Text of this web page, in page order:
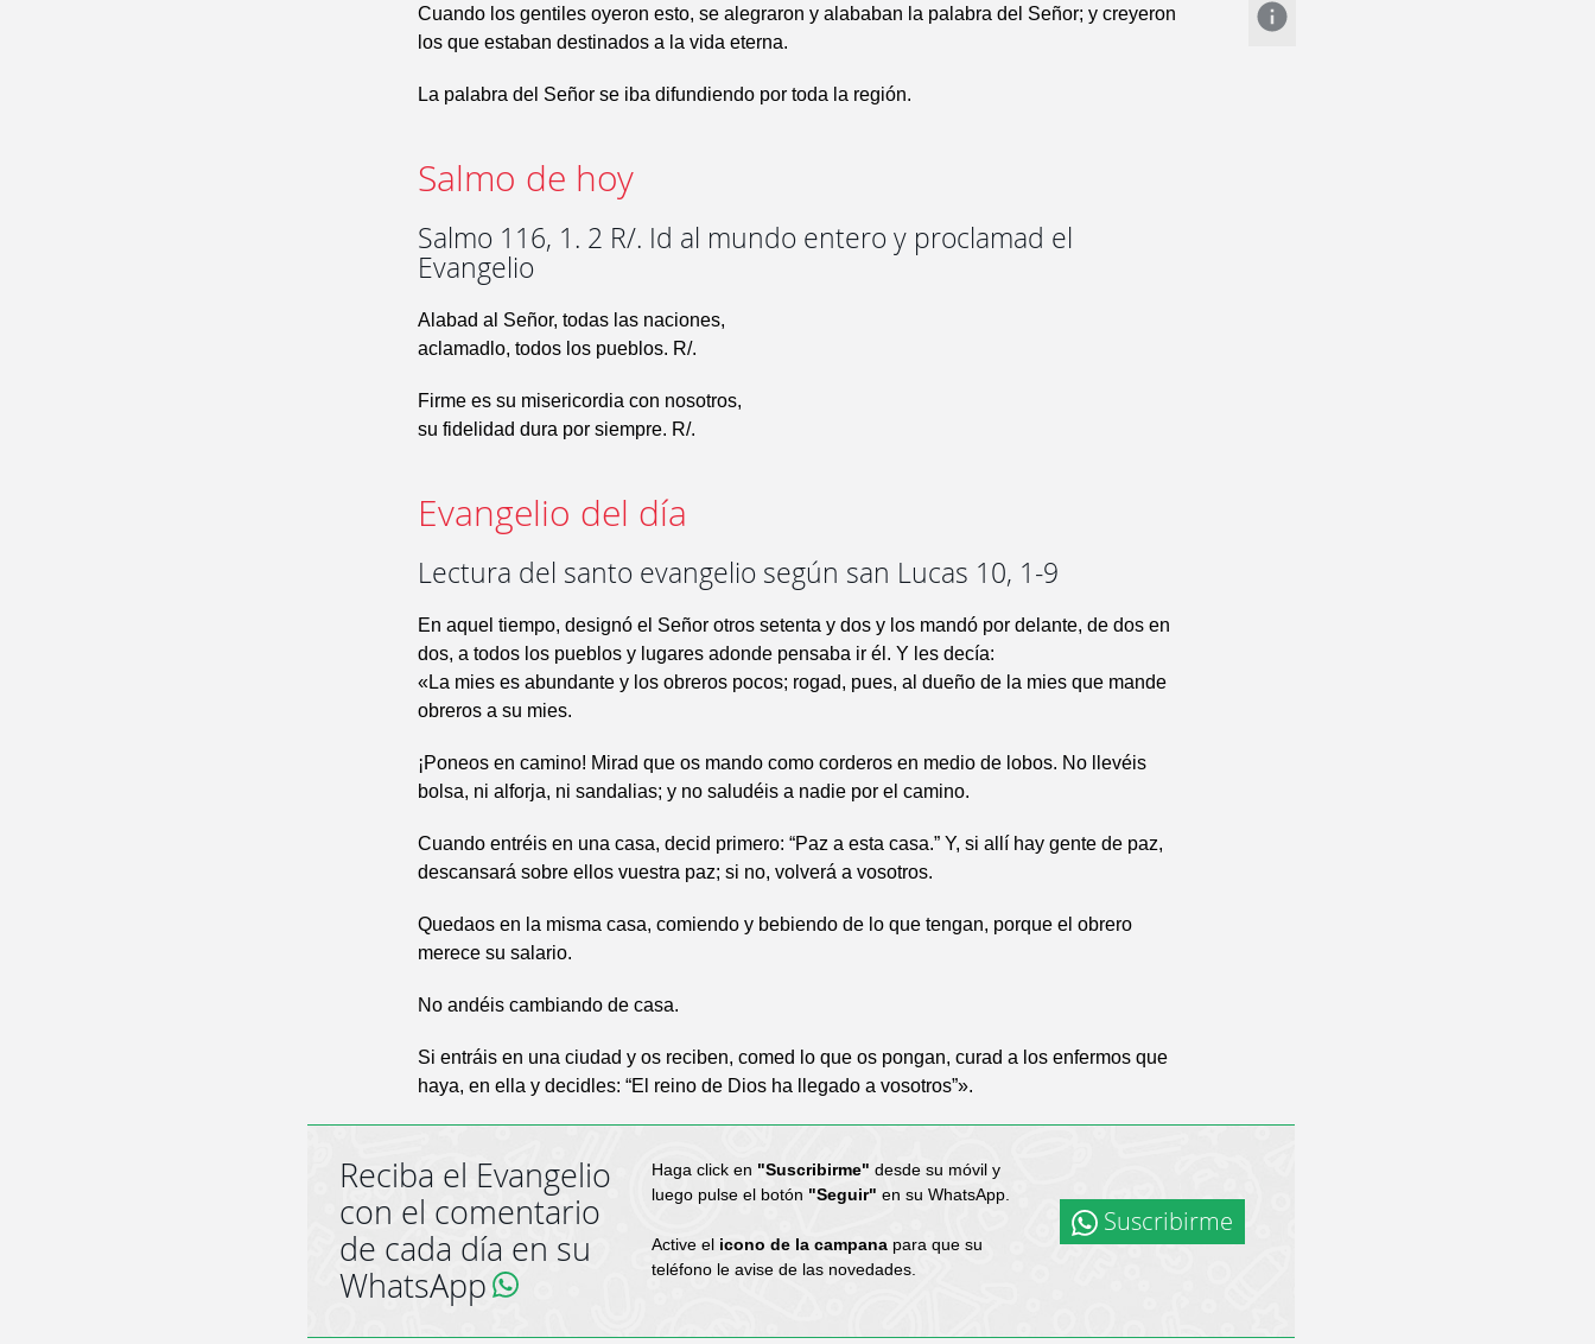
Cuando los gentiles oyeron esto, se alegraron y alababan la palabra del Señor; y creyeron
los que estaban destinados a la vida eterna.
La palabra del Señor se iba difundiendo por toda la región.
Salmo de hoy
Salmo 116, 1. 2 R/. Id al mundo entero y proclamad el
Evangelio
Alabad al Señor, todas las naciones,
aclamadlo, todos los pueblos. R/.
Firme es su misericordia con nosotros,
su fidelidad dura por siempre. R/.
Evangelio del día
Lectura del santo evangelio según san Lucas 10, 1-9
En aquel tiempo, designó el Señor otros setenta y dos y los mandó por delante, de dos en
dos, a todos los pueblos y lugares adonde pensaba ir él. Y les decía:
«La mies es abundante y los obreros pocos; rogad, pues, al dueño de la mies que mande
obreros a su mies.
¡Poneos en camino! Mirad que os mando como corderos en medio de lobos. No llevéis
bolsa, ni alforja, ni sandalias; y no saludéis a nadie por el camino.
Cuando entréis en una casa, decid primero: “Paz a esta casa.” Y, si allí hay gente de paz,
descansará sobre ellos vuestra paz; si no, volverá a vosotros.
Quedaos en la misma casa, comiendo y bebiendo de lo que tengan, porque el obrero
merece su salario.
No andéis cambiando de casa.
Si entráis en una ciudad y os reciben, comed lo que os pongan, curad a los enfermos que
haya, en ella y decidles: “El reino de Dios ha llegado a vosotros”».
Reciba el Evangelio
con el comentario
de cada día en su
WhatsApp
Haga click en "Suscribirme" desde su móvil y
luego pulse el botón "Seguir" en su WhatsApp.
Active el icono de la campanapara que su
teléfono le avise de las novedades.
Suscribirme